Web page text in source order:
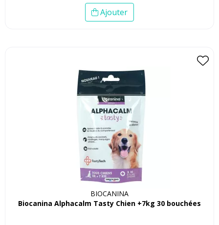
Ajouter
BIOCANINA
Biocanina Alphacalm Tasty Chien +7kg 30 bouchées